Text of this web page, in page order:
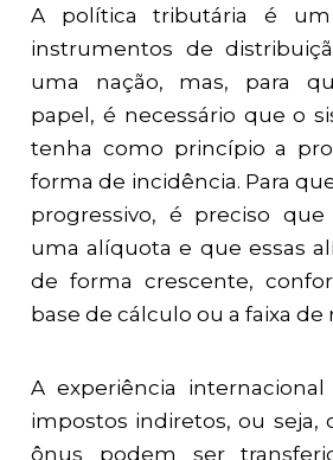
A política tributária é um
instrumentos de
uma nação, mas, para
papel, é necessário que o
tenha como princípio a
forma de incidência. Para
progressivo, é preciso
uma alíquota e que essas
de forma crescente,
base de cálculo ou a faixa de
A experiência
impostos indiretos, ou seja,
ônus podem ser